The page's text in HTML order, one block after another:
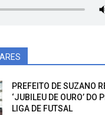
PREFEITO DE SUZANO
‘JUBILEU DE OURO’ DO
LIGA DE FUTSAL